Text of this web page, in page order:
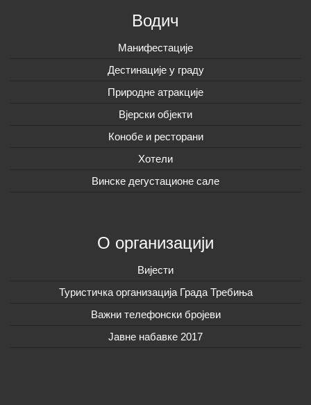
Водич
Манифестације
Дестинације у граду
Природне атракције
Вјерски објекти
Конобе и ресторани
Хотели
Винске дегустационе сале
О организацији
Вијeсти
Туристичка организација Града Требиња
Важни телефонски бројеви
Јавне набавке 2017